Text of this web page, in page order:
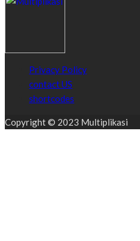
Privacy Policy
contact US
shortcodes
Copyright © 2023 Multiplikasi